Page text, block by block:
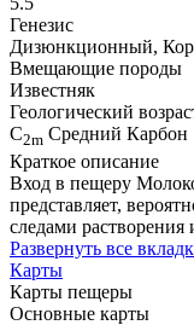
Генезис
Дизюнкционный,
Вмещающие породы
Известняк
Геологический
С2m Средний Карбон
Краткое описание
Вход в пещеру
представляет,
следами растворения
Развернуть все
Карты
Карты пещеры
Основные карты